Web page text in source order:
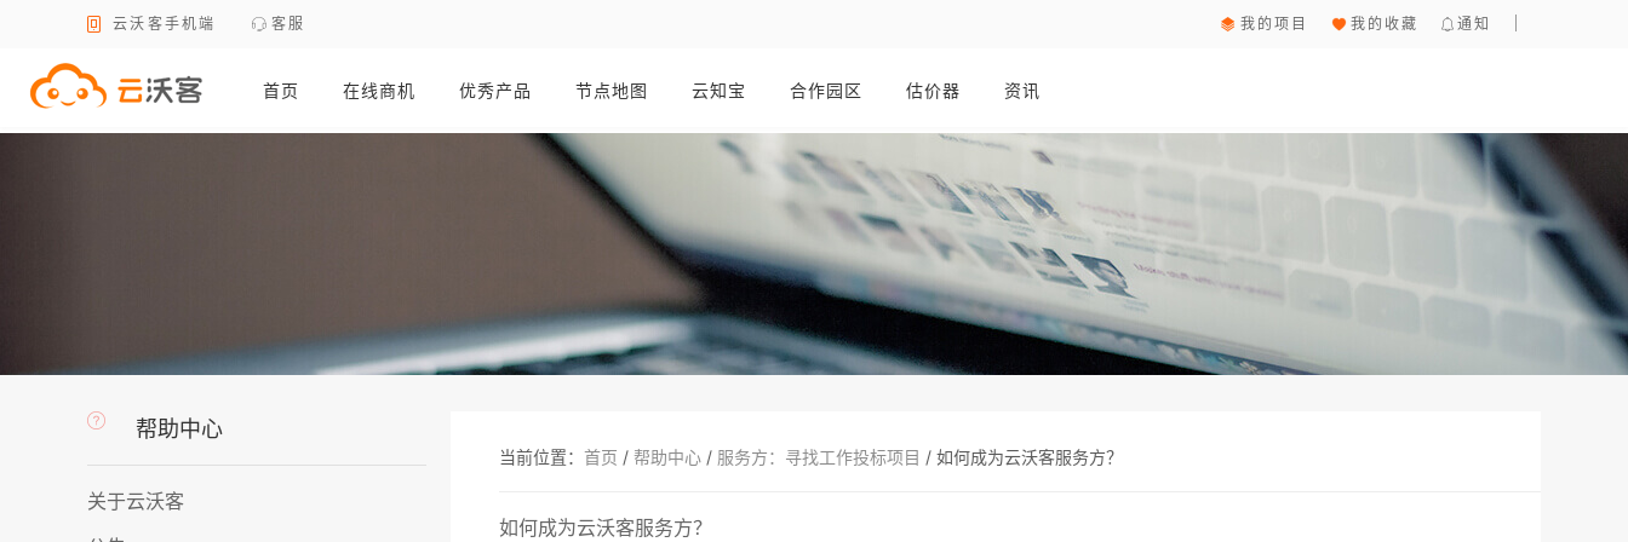
云沃客手机端 客服 我的项目 我的收藏 通知
首页 在线商机 优秀产品 节点地图 云知宝 合作园区 估价器 资讯
帮助中心
关于云沃客
当前位置： 首页 / 帮助中心 / 服务方：寻找工作投标项目 / 如何成为云沃客服务方？
如何成为云沃客服务方？